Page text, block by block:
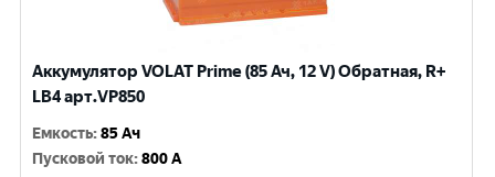
Аккумулятор VOLAT Prime (85 Ач, 12 V) Обратная, R+
LB4 арт.VP850
Емкость:85 Ач
Пусковой ток:800 A